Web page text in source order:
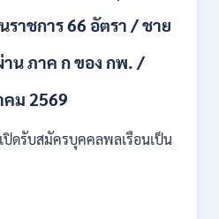
ราชการ 66 อัตรา / ชาย
น ภาค ก ของ กพ. /
คม 2569
ดรับสมัครบุคคลพลเรือนเป็น